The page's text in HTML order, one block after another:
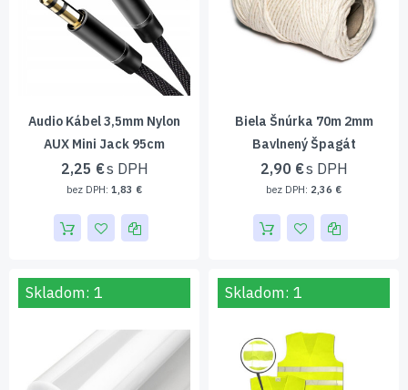
Audio Kábel 3,5mm Nylon
AUX Mini Jack 95cm
2,25 €
1,83 €
Biela Šnúrka 70m 2mm
Bavlnený Špagát
2,90 €
2,36 €
Skladom: 1 Skladom: 1